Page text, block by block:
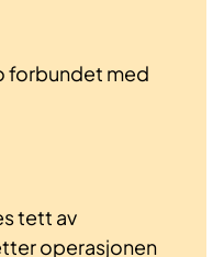
forbundet med
tett av
operasjonen